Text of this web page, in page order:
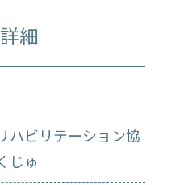
細
ビリテーション協
じゅ